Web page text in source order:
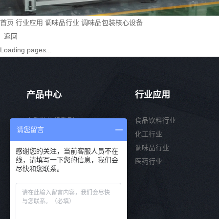
首页 行业应用 调味品行业 调味品包装核心设备
返回
Loading pages...
产品中心
自动装箱机系列
自动码垛机系列
片式包裹机系列
自动开箱机系列
自动卸垛机系列
其他配套设备
行业应用
食品饮料行业
化工行业
调味品行业
医药行业
请您留言
感谢您的关注，当前客服人员不在
线，请填写一下您的信息，我们会
尽快和您联系。